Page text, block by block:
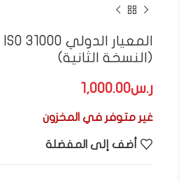
(النسخة الثانية)
ر.س
غير متوفر في المخزون
أضف إلى المفضلة